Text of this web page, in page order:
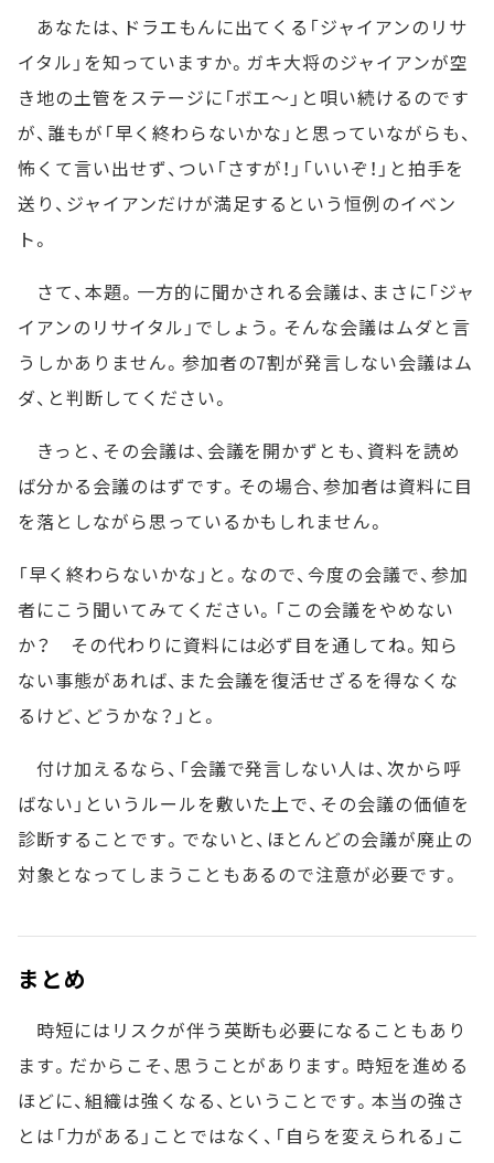
あなたは、ドラエもんに出てくる「ジャイアンのリサ
イタル」を知っていますか。ガキ大将のジャイアンが空
き地の土管をステージに「ボエ～」と唄い続けるのです
が、誰もが「早く終わらないかな」と思っていながらも、
怖くて言い出せず、つい「さすが！」「いいぞ！」と拍手を
送り、ジャイアンだけが満足するという恒例のイベン
ト。
さて、本題。一方的に聞かされる会議は、まさに「ジャ
イアンのリサイタル」でしょう。そんな会議はムダと言
うしかありません。参加者の7割が発言しない会議はム
ダ、と判断してください。
きっと、その会議は、会議を開かずとも、資料を読め
ば分かる会議のはずです。その場合、参加者は資料に目
を落としながら思っているかもしれません。
「早く終わらないかな」と。なので、今度の会議で、参加
者にこう聞いてみてください。「この会議をやめない
か？ その代わりに資料には必ず目を通してね。知ら
ない事態があれば、また会議を復活せざるを得なくな
るけど、どうかな？」と。
付け加えるなら、「会議で発言しない人は、次から呼
ばない」というルールを敷いた上で、その会議の価値を
診断することです。でないと、ほとんどの会議が廃止の
対象となってしまうこともあるので注意が必要です。
まとめ
時短にはリスクが伴う英断も必要になることもあり
ます。だからこそ、思うことがあります。時短を進める
ほどに、組織は強くなる、ということです。本当の強さ
とは「力がある」ことではなく、「自らを変えられる」こ